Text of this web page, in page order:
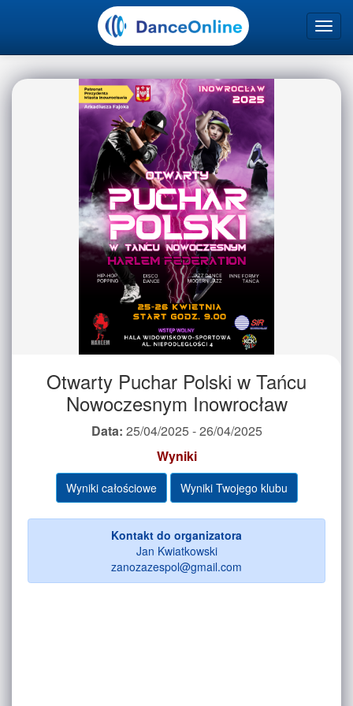
Otwarty Puchar Polski w Tańcu
Nowoczesnym Inowrocław
Data: 25/04/2025 - 26/04/2025
Wyniki
Wyniki całościowe Wyniki Twojego klubu
Kontakt do organizatora
Jan Kwiatkowski
zanozazespol@gmail.com